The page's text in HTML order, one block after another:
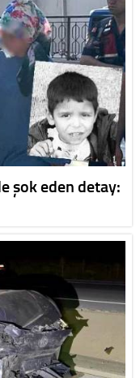
şok eden detay: